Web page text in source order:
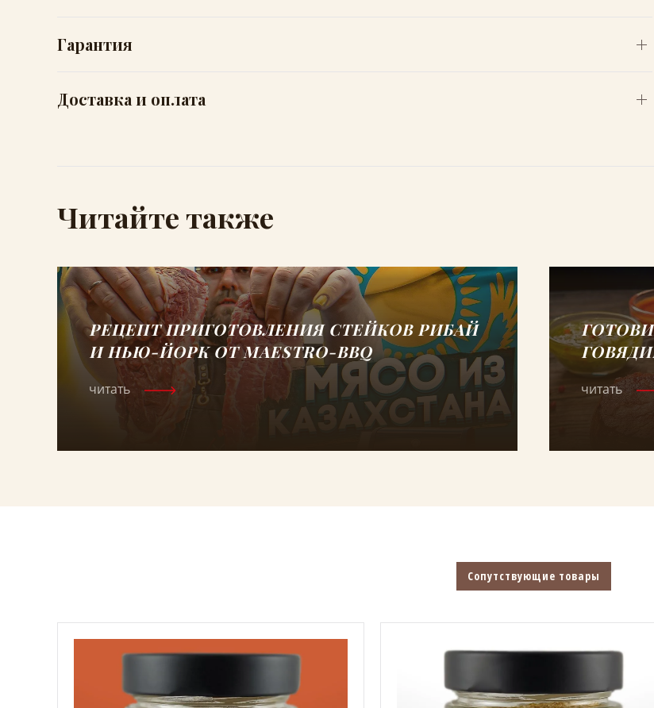
Гарантия
Доставка и оплата
Читайте также
РЕЦЕПТ ПРИГОТОВЛЕНИЯ СТЕЙКОВ РИБАЙ
И НЬЮ-ЙОРК ОТ MAESTRO-BBQ
читать читать
Сопутствующие товары